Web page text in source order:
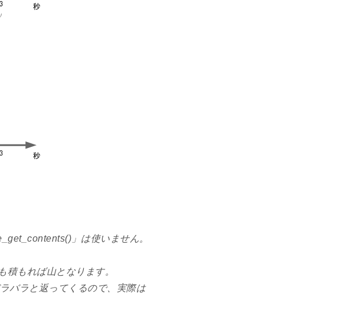
」は使いません。
もれば山となります。
バラと返ってくるので、実際は